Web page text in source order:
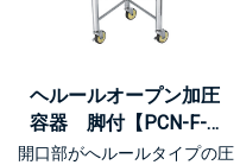
ヘルールオープン加圧
容器 脚付【PCN-F-
L】
開口部がへルールタイプの圧